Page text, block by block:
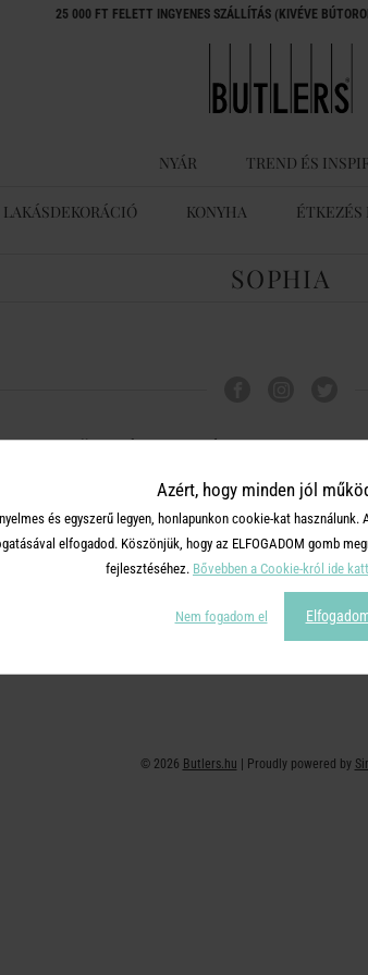
25 000 FT FELETT INGYENES SZÁLLÍTÁS (KIVÉVE
NYÁR TREND ÉS
LAKÁSDEKORÁCIÓ KONYHA ÉTKEZÉS
SOPHIA
ÜGYFÉLSZOLGÁLAT
+36 30 726 9588 ( H-P: 10-16 )
webshop@butlers.hu
© 2026 Butlers.hu | Proudly powered by
Azért, hogy minden jól
és egyszerű legyen, honlapunkon cookie-kat
elfogadod. Köszönjük, hogy az ELFOGADOM gomb
fejlesztéséhez. Bővebben a Cookie-król ide
Nem fogadom el